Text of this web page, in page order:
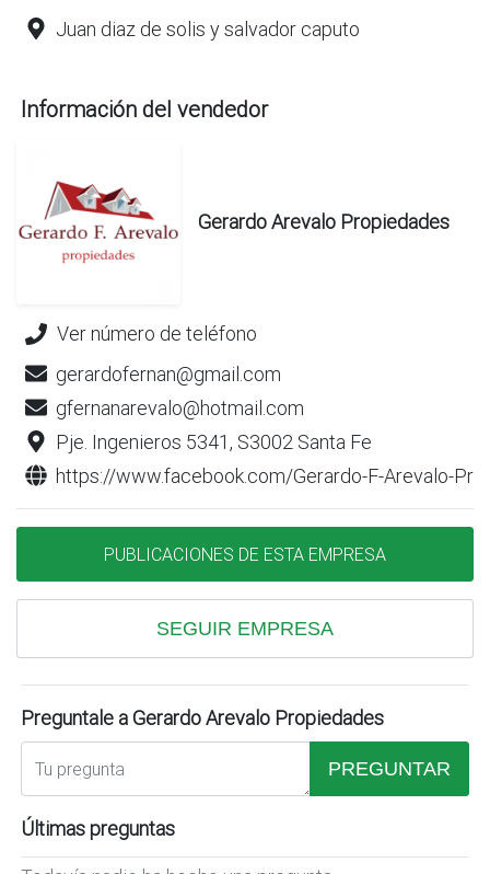
Juan diaz de solis y salvador caputo
Información del vendedor
Gerardo Arevalo Propiedades
Ver número de teléfono
gerardofernan@gmail.com
gfernanarevalo@hotmail.com
Pje. Ingenieros 5341, S3002 Santa Fe
https://www.facebook.com/Gerardo-F-Arevalo-
PUBLICACIONES DE ESTA EMPRESA
SEGUIR EMPRESA
Preguntale a Gerardo Arevalo Propiedades
PREGUNTAR
Últimas preguntas